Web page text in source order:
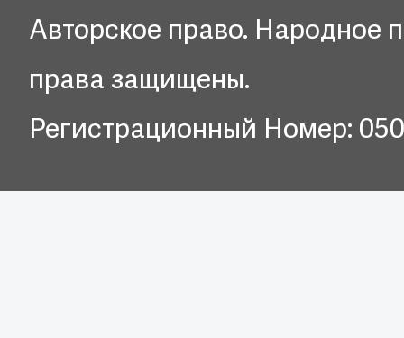
Авторское право. Народное
права защищены.
Регистрационный Номер: